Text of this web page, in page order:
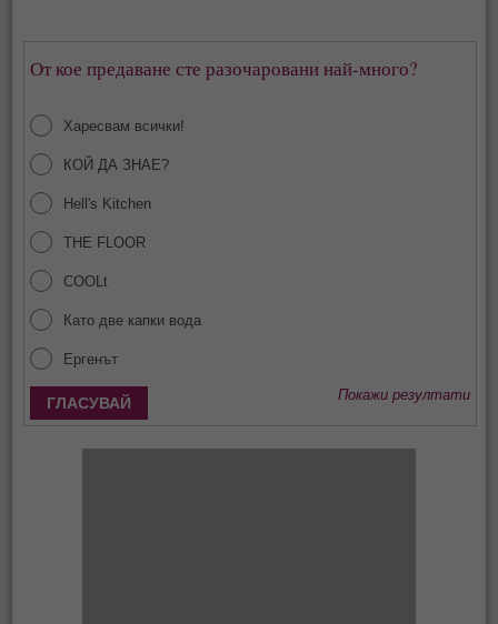
От кое предаване сте разочаровани най-много?
Харесвам всички!
КОЙ ДА ЗНАЕ?
Hell's Kitchen
THE FLOOR
COOLt
Като две капки вода
Ергенът
Покажи резултати